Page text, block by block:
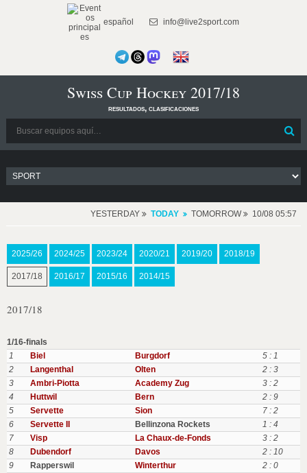
español info@live2sport.com
Swiss Cup Hockey 2017/18
resultados, clasificaciones
YESTERDAY TODAY TOMORROW 10/08 05:57
2025/26 2024/25 2023/24 2020/21 2019/20 2018/19
2017/18 2016/17 2015/16 2014/15
2017/18
1/16-finals
1
Biel Burgdorf
5 : 1
2
Langenthal Olten
2 : 3
3
Ambri-Piotta Academy Zug
3 : 2
4
Huttwil Bern
2 : 9
5
Servette Sion
7 : 2
6
Servette II Bellinzona Rockets
1 : 4
7
Visp La Chaux-de-Fonds
3 : 2
8
Dubendorf Davos
2 : 10
9
Rapperswil Winterthur
2 : 0